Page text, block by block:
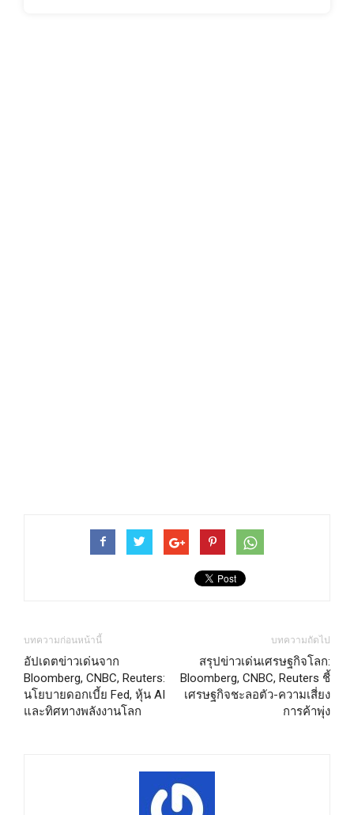
บทความก่อนหน้านี้
อัปเดตข่าวเด่นจาก
Bloomberg, CNBC, Reuters:
นโยบายดอกเบี้ย Fed, หุ้น AI
และทิศทางพลังงานโลก
บทความถัดไป
สรุปข่าวเด่นเศรษฐกิจโลก:
Bloomberg, CNBC, Reuters ชี้
เศรษฐกิจชะลอตัว-ความเสี่ยง
การค้าพุ่ง